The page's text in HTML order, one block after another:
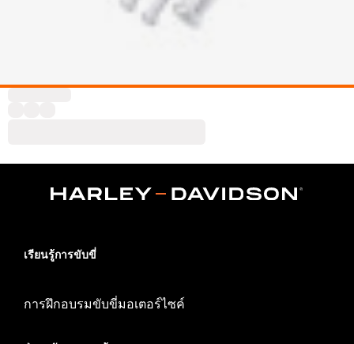
เรียนรู้การขับขี่
การฝึกอบรมขับขี่มอเตอร์ไซค์